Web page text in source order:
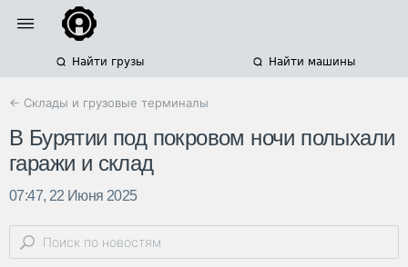
Найти грузы Найти машины
← Склады и грузовые терминалы
В Бурятии под покровом ночи полыхали
гаражи и склад
07:47, 22 Июня 2025